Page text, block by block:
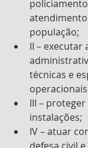
população;
II – executar
técnicas e
III –
instalações;
IV – atuar
defesa civil